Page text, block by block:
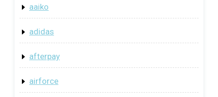
aaiko
adidas
afterpay
airforce